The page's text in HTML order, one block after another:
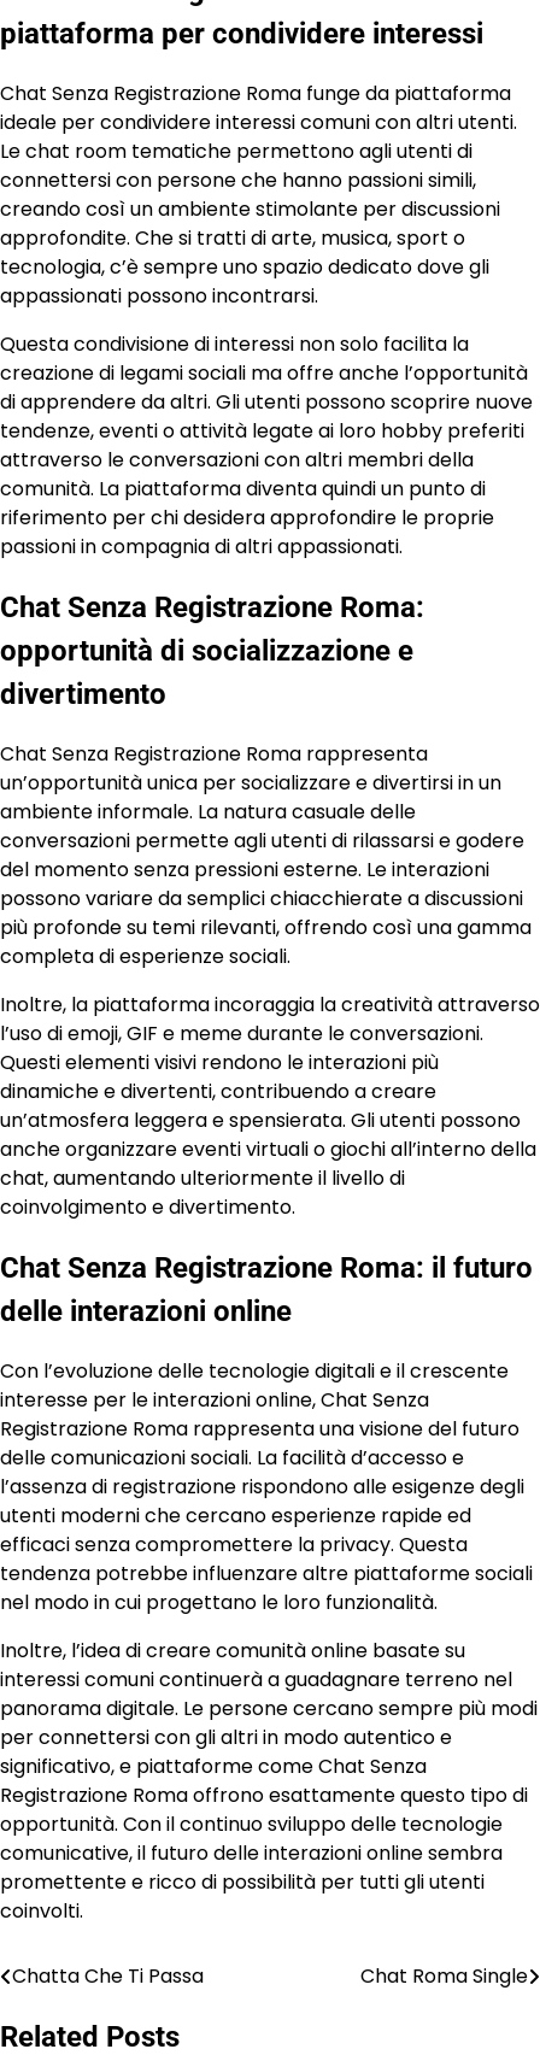
piattaforma per condividere interessi
Chat Senza Registrazione Roma funge da piattaforma
ideale per condividere interessi comuni con altri utenti.
Le chat room tematiche permettono agli utenti di
connettersi con persone che hanno passioni simili,
creando così un ambiente stimolante per discussioni
approfondite. Che si tratti di arte, musica, sport o
tecnologia, c’è sempre uno spazio dedicato dove gli
appassionati possono incontrarsi.
Questa condivisione di interessi non solo facilita la
creazione di legami sociali ma offre anche l’opportunità
di apprendere da altri. Gli utenti possono scoprire nuove
tendenze, eventi o attività legate ai loro hobby preferiti
attraverso le conversazioni con altri membri della
comunità. La piattaforma diventa quindi un punto di
riferimento per chi desidera approfondire le proprie
passioni in compagnia di altri appassionati.
Chat Senza Registrazione Roma:
opportunità di socializzazione e
divertimento
Chat Senza Registrazione Roma rappresenta
un’opportunità unica per socializzare e divertirsi in un
ambiente informale. La natura casuale delle
conversazioni permette agli utenti di rilassarsi e godere
del momento senza pressioni esterne. Le interazioni
possono variare da semplici chiacchierate a discussioni
più profonde su temi rilevanti, offrendo così una gamma
completa di esperienze sociali.
Inoltre, la piattaforma incoraggia la creatività attraverso
l’uso di emoji, GIF e meme durante le conversazioni.
Questi elementi visivi rendono le interazioni più
dinamiche e divertenti, contribuendo a creare
un’atmosfera leggera e spensierata. Gli utenti possono
anche organizzare eventi virtuali o giochi all’interno della
chat, aumentando ulteriormente il livello di
coinvolgimento e divertimento.
Chat Senza Registrazione Roma: il futuro
delle interazioni online
Con l’evoluzione delle tecnologie digitali e il crescente
interesse per le interazioni online, Chat Senza
Registrazione Roma rappresenta una visione del futuro
delle comunicazioni sociali. La facilità d’accesso e
l’assenza di registrazione rispondono alle esigenze degli
utenti moderni che cercano esperienze rapide ed
efficaci senza compromettere la privacy. Questa
tendenza potrebbe influenzare altre piattaforme sociali
nel modo in cui progettano le loro funzionalità.
Inoltre, l’idea di creare comunità online basate su
interessi comuni continuerà a guadagnare terreno nel
panorama digitale. Le persone cercano sempre più modi
per connettersi con gli altri in modo autentico e
significativo, e piattaforme come Chat Senza
Registrazione Roma offrono esattamente questo tipo di
opportunità. Con il continuo sviluppo delle tecnologie
comunicative, il futuro delle interazioni online sembra
promettente e ricco di possibilità per tutti gli utenti
coinvolti.
Post
navigation
Chatta Che Ti Passa Chat Roma Single
Related Posts